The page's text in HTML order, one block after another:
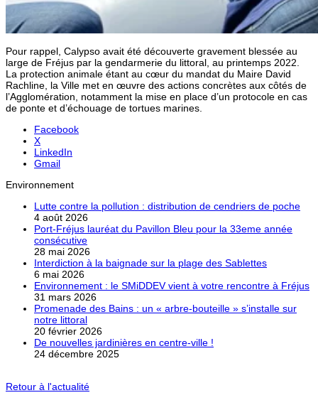
Pour rappel, Calypso avait été découverte gravement blessée au
large de Fréjus par la gendarmerie du littoral, au printemps 2022.
La protection animale étant au cœur du mandat du Maire David
Rachline, la Ville met en œuvre des actions concrètes aux côtés de
l’Agglomération, notamment la mise en place d’un protocole en cas
de ponte et d’échouage de tortues marines.
Facebook
X
LinkedIn
Gmail
Environnement
Lutte contre la pollution : distribution de cendriers de poche
4 août 2026
Port-Fréjus lauréat du Pavillon Bleu pour la 33eme année
consécutive
28 mai 2026
Interdiction à la baignade sur la plage des Sablettes
6 mai 2026
Environnement : le SMiDDEV vient à votre rencontre à Fréjus
31 mars 2026
Promenade des Bains : un « arbre-bouteille » s’installe sur
notre littoral
20 février 2026
De nouvelles jardinières en centre-ville !
24 décembre 2025
Retour à l'actualité